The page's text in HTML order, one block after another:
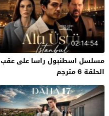
02:14:54
مسلسل اسطنبول راسا على عقب
الحلقة 6 مترجم